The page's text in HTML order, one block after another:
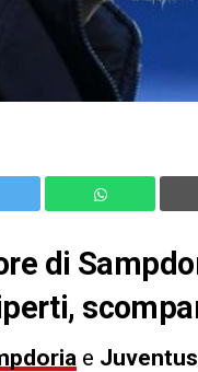
di
e Juventus